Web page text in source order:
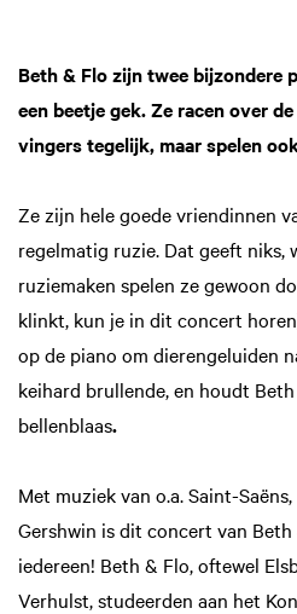
Beth & Flo zijn twee bijzondere
een beetje gek. Ze racen over
vingers tegelijk, maar spelen
Ze zijn hele goede vriendinnen
regelmatig ruzie. Dat geeft niks,
ruziemaken spelen ze gewoon
klinkt, kun je in dit concert
op de piano om dierengeluiden
keihard brullende, en houdt
bellenblaas.
Met muziek van o.a. Saint-
Gershwin is dit concert van
iedereen! Beth & Flo, oftewel
Verhulst, studeerden aan het